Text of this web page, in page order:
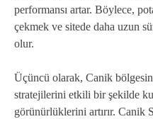
performansı artar. Böylece,
çekmek ve sitede daha uzun
olur.
Üçüncü olarak, Canik
stratejilerini etkili bir şekilde
görünürlüklerini artırır. Canik